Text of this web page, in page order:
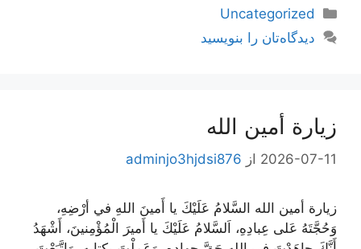
دسته‌ها
Uncategorized
دیدگاه‌تان را بنویسید
زيارة أمين الله
2026-07-11 از adminjo3hjdsi876
زيارة أمين الله السَّلامُ عَلَيْكَ يا أَمينَ اللهِ في أرْضِهِ،
وَحُجَّتَهُ عَلى عِبادِهِ، اَلسَّلامُ عَلَيْكَ يا أَميرَ الْمُؤْمِنينَ، أَشْهَدُ